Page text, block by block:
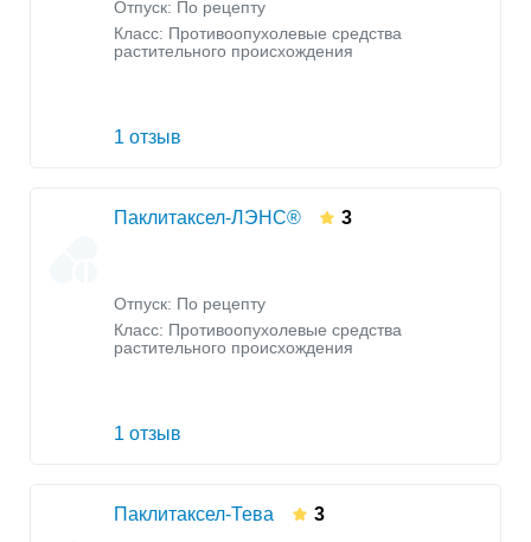
Отпуск: По рецепту
Класс: Противоопухолевые средства
растительного происхождения
1 отзыв
Паклитаксел-ЛЭНС® 3
Отпуск: По рецепту
Класс: Противоопухолевые средства
растительного происхождения
1 отзыв
Паклитаксел-Тева 3